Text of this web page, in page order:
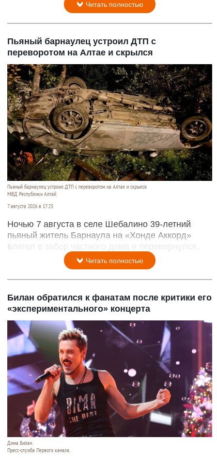
Читать полностью
Пьяный барнаулец устроил ДТП с
переворотом на Алтае и скрылся
Пьяный барнаулец устроил ДТП с переворотом на Алтае и скрылся
МВД Республики Алтай
7 августа 2026 в 17:25
Ночью 7 августа в селе Шебалино 39-летний
пьяный житель Барнаула на «Хонде Аккорд»
влетел в забор частного дома и перевернулся.
Читать полностью
Билан обратился к фанатам после критики его
«экспериментального» концерта
Дима Билан.
Пресс-служба Первого канала.